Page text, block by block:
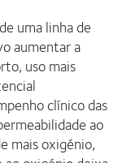
uma linha de
aumentar a
uso mais
clínico das
ao
mais oxigénio,